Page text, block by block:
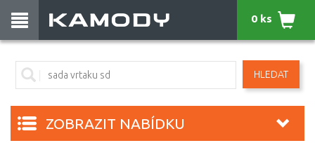
HLEDAT
0 ks
ZOBRAZIT NABÍDKU